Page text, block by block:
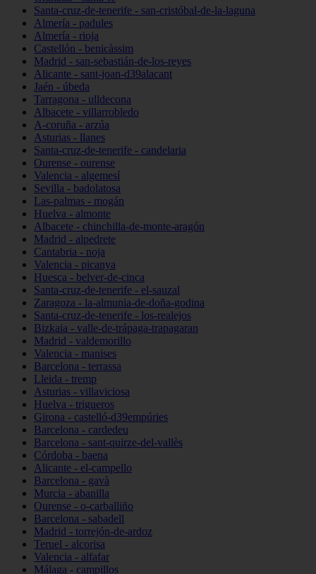
Santa-cruz-de-tenerife - san-cristóbal-de-la-laguna
Almería - padules
Almería - rioja
Castellón - benicàssim
Madrid - san-sebastián-de-los-reyes
Alicante - sant-joan-d39alacant
Jaén - úbeda
Tarragona - ulldecona
Albacete - villarrobledo
A-coruña - arzúa
Asturias - llanes
Santa-cruz-de-tenerife - candelaria
Ourense - ourense
Valencia - algemesí
Sevilla - badolatosa
Las-palmas - mogán
Huelva - almonte
Albacete - chinchilla-de-monte-aragón
Madrid - alpedrete
Cantabria - noja
Valencia - picanya
Huesca - belver-de-cinca
Santa-cruz-de-tenerife - el-sauzal
Zaragoza - la-almunia-de-doña-godina
Santa-cruz-de-tenerife - los-realejos
Bizkaia - valle-de-trápaga-trapagaran
Madrid - valdemorillo
Valencia - manises
Barcelona - terrassa
Lleida - tremp
Asturias - villaviciosa
Huelva - trigueros
Girona - castelló-d39empúries
Barcelona - cardedeu
Barcelona - sant-quirze-del-vallès
Córdoba - baena
Alicante - el-campello
Barcelona - gavà
Murcia - abanilla
Ourense - o-carballiño
Barcelona - sabadell
Madrid - torrejón-de-ardoz
Teruel - alcorisa
Valencia - alfafar
Málaga - campillos